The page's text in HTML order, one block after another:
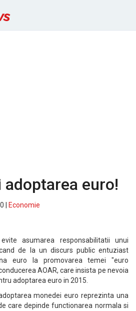
adoptarea euro!
|
Economie
asumarea responsabilitatii unui
de la un discurs public entuziast
euro la promovarea temei "euro
AOAR, care insista pe nevoia
adoptarea euro in 2015.
monedei euro reprezinta una
care depinde functionarea normala si